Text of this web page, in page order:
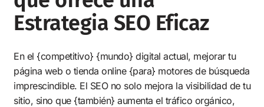
Estrategia SEO Eficaz
En el {competitivo} {mundo} digital actual, mejorar tu
página web o tienda online {para} motores de búsqueda
imprescindible. El SEO no solo mejora la visibilidad de tu
sitio, sino que {también} aumenta el tráfico orgánico,